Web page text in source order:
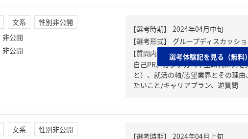
文系
性別非公開
非公開
非公開
【質問内容・課題】
自己PR、ガクチカ（学生時代に力を
と）、就活の軸/志望業界とその理由
たいこと/キャリアプラン、逆質問
選考体験記を見る（無料）
文系
性別非公開